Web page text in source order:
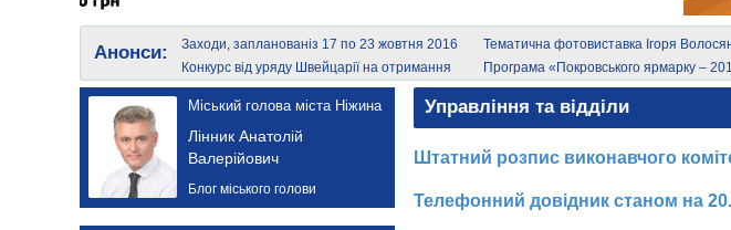
Анонси:
Заходи, запланованіз 17 по 23 жовтня 2016
року
Тематична фотовиставка Ігоря
Конкурс від уряду Швейцарії на отримання
грантів
Програма «Покровського ярмарку –
Міський голова міста Ніжина
Лінник Анатолій
Валерійович
Блог міського голови
Управління та відділи
Штатний розпис виконавчого
Телефонний довідник станом на